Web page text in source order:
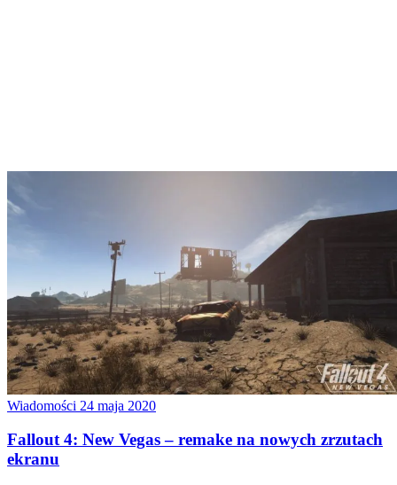
Wiadomości 24 maja 2020
Fallout 4: New Vegas – remake na nowych zrzutach
ekranu